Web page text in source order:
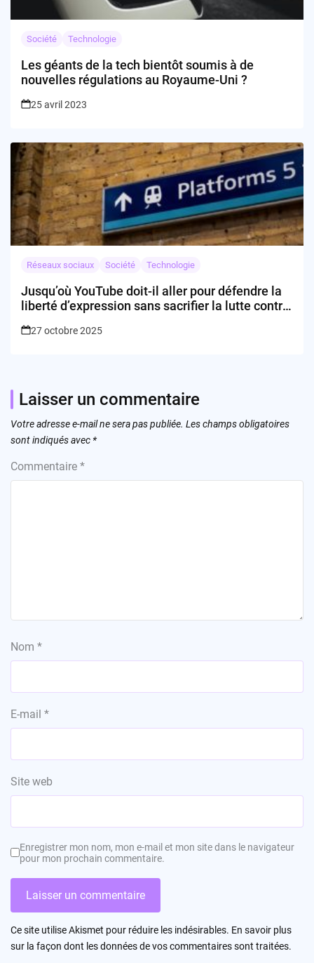
Société Technologie
Les géants de la tech bientôt soumis à de
nouvelles régulations au Royaume-Uni ?
25 avril 2023
Réseaux sociaux Société Technologie
Jusqu’où YouTube doit-il aller pour défendre la
liberté d’expression sans sacrifier la lutte contre
27 octobre 2025
Laisser un commentaire
Votre adresse e-mail ne sera pas publiée. Les champs obligatoires
sont indiqués avec *
Commentaire *
Nom *
E-mail *
Site web
Enregistrer mon nom, mon e-mail et mon site dans le navigateur
pour mon prochain commentaire.
Ce site utilise Akismet pour réduire les indésirables. En savoir plus
sur la façon dont les données de vos commentaires sont traitées.